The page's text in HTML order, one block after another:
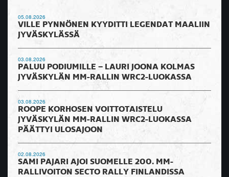
05.08.2026
VILLE PYNNÖNEN KYYDITTI LEGENDAT MAALIIN
JYVÄSKYLÄSSÄ
03.08.2026
PALUU PODIUMILLE – LAURI JOONA KOLMAS
JYVÄSKYLÄN MM-RALLIN WRC2-LUOKASSA
03.08.2026
ROOPE KORHOSEN VOITTOTAISTELU
JYVÄSKYLÄN MM-RALLIN WRC2-LUOKASSA
PÄÄTTYI ULOSAJOON
02.08.2026
SAMI PAJARI AJOI SUOMELLE 200. MM-
RALLIVOITON SECTO RALLY FINLANDISSA